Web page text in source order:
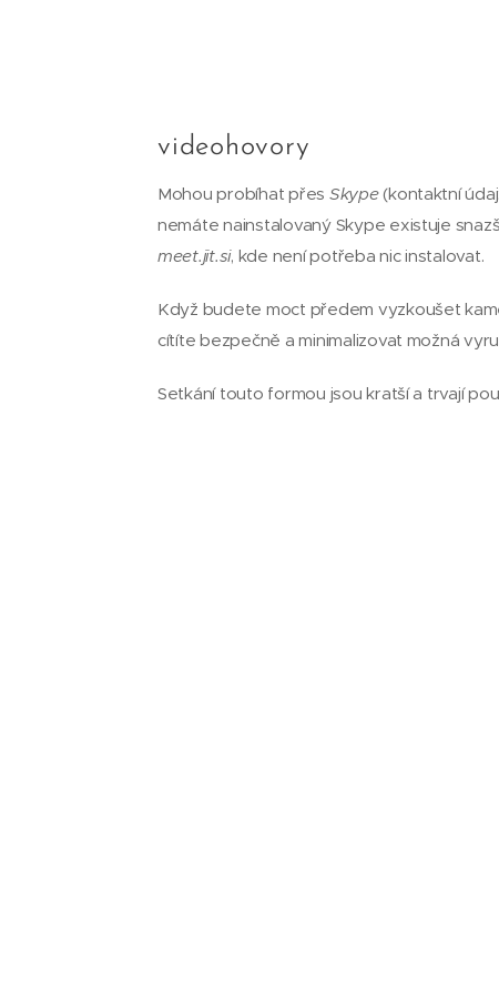
videohovory
Mohou probíhat přes Skype(kontaktní
nemáte nainstalovaný Skype existuje
meet.jit.si, kde není potřeba nic instalovat.
Když budete moct předem vyzkoušet
cítíte bezpečně a minimalizovat možná
Setkání touto formou jsou kratší a trvají